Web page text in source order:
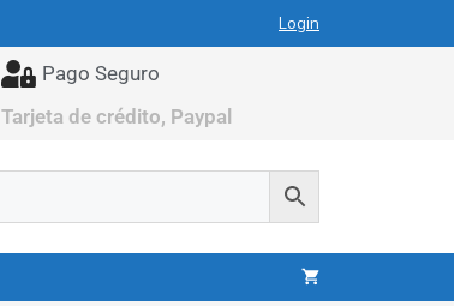
Login
Pago Seguro
Tarjeta de crédito, Paypal